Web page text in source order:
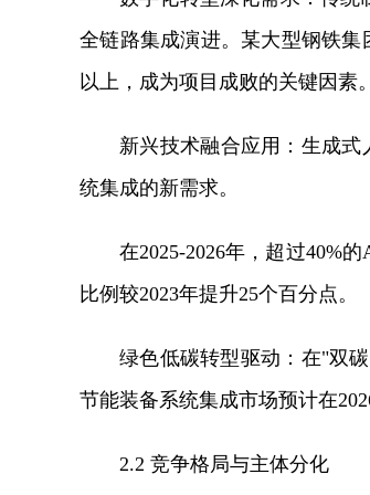
全链路集成演进。某大型钢铁
以上，成为项目成败的关键因素。
新兴技术融合应用：生成
统集成的新需求。
在2025-2026年，超过40%
比例较2023年提升25个百分点。
绿色低碳转型驱动：在"双
节能装备系统集成市场预计在
2.2 竞争格局与主体分化